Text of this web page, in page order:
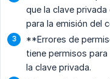
que la clave privada
para la emisión del
**Errores de
tiene permisos
la clave privada.